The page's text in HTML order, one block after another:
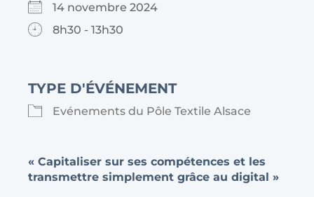
14 novembre 2024
8h30 - 13h30
TYPE D'ÉVÉNEMENT
Evénements du Pôle Textile Alsace
« Capitaliser sur ses compétences et les
transmettre simplement grâce au digital »